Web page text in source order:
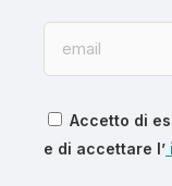
Accetto di
e di accettare l’